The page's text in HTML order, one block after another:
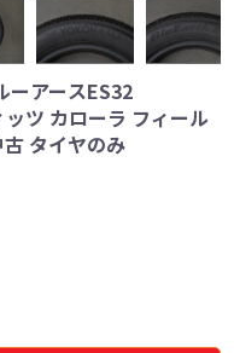
ーアースES32
ツ カローラ フィール
タイヤのみ